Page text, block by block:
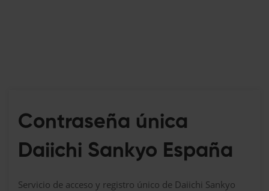
Contraseña única
Daiichi Sankyo España
Servicio de acceso y registro único de Daiichi Sankyo